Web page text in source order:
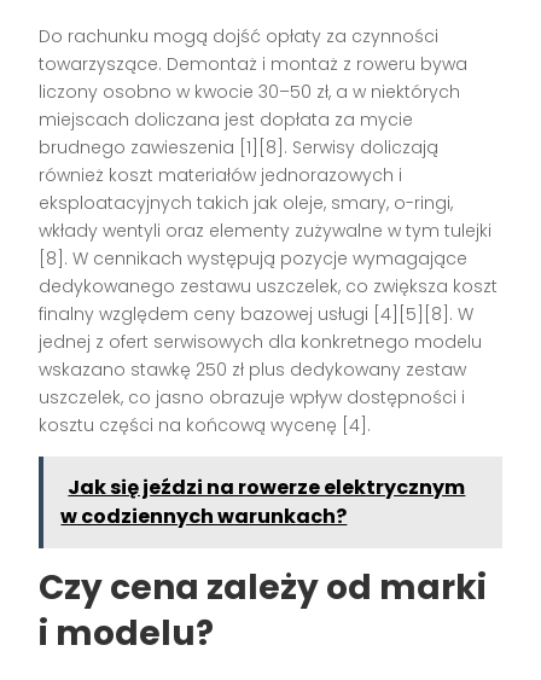
Do rachunku mogą dojść opłaty za czynności
towarzyszące. Demontaż i montaż z roweru bywa
liczony osobno w kwocie 30–50 zł, a w niektórych
miejscach doliczana jest dopłata za mycie
brudnego zawieszenia [1][8]. Serwisy doliczają
również koszt materiałów jednorazowych i
eksploatacyjnych takich jak oleje, smary, o-ringi,
wkłady wentyli oraz elementy zużywalne w tym tulejki
[8]. W cennikach występują pozycje wymagające
dedykowanego zestawu uszczelek, co zwiększa koszt
finalny względem ceny bazowej usługi [4][5][8]. W
jednej z ofert serwisowych dla konkretnego modelu
wskazano stawkę 250 zł plus dedykowany zestaw
uszczelek, co jasno obrazuje wpływ dostępności i
kosztu części na końcową wycenę [4].
Jak się jeździ na rowerze elektrycznym
w codziennych warunkach?
Czy cena zależy od marki
i modelu?